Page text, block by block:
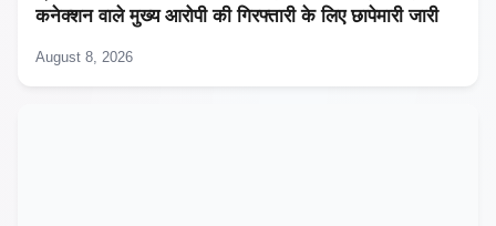
कनेक्शन वाले मुख्य आरोपी की गिरफ्तारी के लिए छापेमारी जारी
August 8, 2026